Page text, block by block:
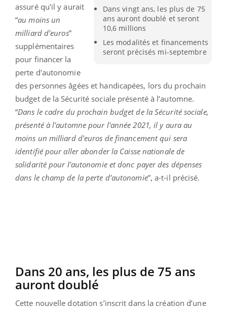
Dans vingt ans, les plus de 75
ans auront doublé et seront
10,6 millions
Les modalités et financements
seront précisés mi-septembre
assuré qu'il y aurait
“au moins un
milliard d’euros”
supplémentaires
pour financer la
perte d'autonomie
des personnes âgées et handicapées, lors du prochain
budget de la Sécurité sociale présenté à l’automne.
“Dans le cadre du prochain budget de la Sécurité sociale,
présenté à l'automne pour l'année 2021, il y aura au
moins un milliard d'euros de financement qui sera
identifié pour aller abonder la Caisse nationale de
solidarité pour l'autonomie et donc payer des dépenses
dans le champ de la perte d’autonomie”, a-t-il précisé.
Dans 20 ans, les plus de 75 ans
auront doublé
Cette nouvelle dotation s’inscrit dans la création d’une